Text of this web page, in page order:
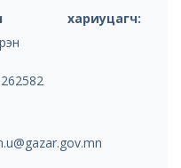
хариуцагч: